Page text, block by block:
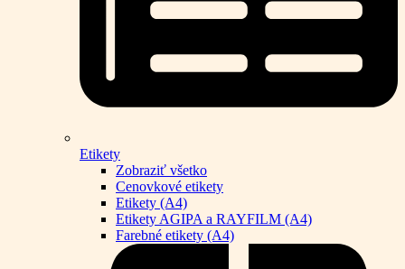
Etikety
Zobraziť všetko
Cenovkové etikety
Etikety (A4)
Etikety AGIPA a RAYFILM (A4)
Farebné etikety (A4)